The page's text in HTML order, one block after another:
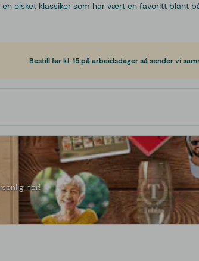
elsket klassiker som har vært en favoritt blant
Bestill før kl. 15 på arbeidsdager så sender vi
her!